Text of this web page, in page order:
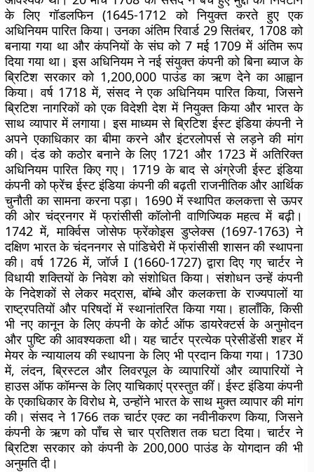
के लिए गॉडलफिन (1645-1712 को नियुक्त करते हुए एक
अधिनियम पारित किया। उनका अंतिम रिवार्ड 29 सितंबर, 1708 को
बनाया गया था और कंपनियों के संघ को 7 मई 1709 में अंतिम रूप
दिया गया था। इस अधिनियम ने नई संयुक्त कंपनी को बिना ब्याज के
ब्रिटिश सरकार को 1,200,000 पाउंड का ऋण देने का आह्वान
किया। वर्ष 1718 में, संसद ने एक अधिनियम पारित किया, जिसने
ब्रिटिश नागरिकों को एक विदेशी देश में नियुक्त किया और भारत के
साथ व्यापार में लगाया। इस माध्यम से ब्रिटिश ईस्ट इंडिया कंपनी ने
अपने एकाधिकार का बीमा करने और इंटरलोपर्स से लड़ने की मांग
की। दंड को कठोर बनाने के लिए 1721 और 1723 में अतिरिक्त
अधिनियम पारित किए गए। 1719 के बाद से अंग्रेजी ईस्ट इंडिया
कंपनी को फ्रेंच ईस्ट इंडिया कंपनी की बढ़ती राजनीतिक और आर्थिक
चुनौती का सामना करना पड़ा। 1690 में स्थापित कलकत्ता से ऊपर
की ओर चंद्रनगर में फ्रांसीसी कॉलोनी वाणिज्यिक महत्व में बढ़ी।
1742 में, मार्क्विस जोसेफ फ्रेंकोइस डुप्लेक्स (1697-1763) ने
दक्षिण भारत के चंदननगर से पांडिचेरी में फ्रांसीसी शासन की स्थापना
की। वर्ष 1726 में, जॉर्ज I (1660-1727) द्वारा दिए गए चार्टर ने
विधायी शक्तियों के निवेश को संशोधित किया। संशोधन उन्हें कंपनी
के निदेशकों से लेकर मद्रास, बॉम्बे और कलकत्ता के राज्यपालों या
राष्ट्रपतियों और परिषदों में स्थानांतरित किया गया। हालाँकि, किसी
भी नए कानून के लिए कंपनी के कोर्ट ऑफ डायरेक्टर्स के अनुमोदन
और पुष्टि की आवश्यकता थी। यह चार्टर प्रत्येक प्रेसीडेंसी शहर में
मेयर के न्यायालय की स्थापना के लिए भी प्रदान किया गया। 1730
में, लंदन, ब्रिस्टल और लिवरपूल के व्यापारियों और व्यापारियों ने
हाउस ऑफ कॉमन्स के लिए याचिकाएं प्रस्तुत कीं। ईस्ट इंडिया कंपनी
के एकाधिकार के विरोध मे, उन्होंने भारत के साथ मुक्त व्यापार की मांग
की। संसद ने 1766 तक चार्टर एक्ट का नवीनीकरण किया, जिसने
कंपनी के ऋण को पाँच से चार प्रतिशत तक घटा दिया। चार्टर ने
ब्रिटिश सरकार को कंपनी के 200,000 पाउंड के योगदान की भी
अनुमति दी।